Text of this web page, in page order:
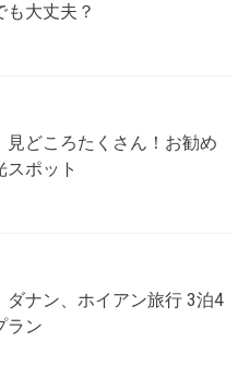
も大丈夫？
見どころたくさん！お勧め
スポット
ダナン、ホイアン旅行 3泊4
ラン